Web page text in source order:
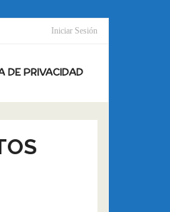
Iniciar Sesión
DE PRIVACIDAD